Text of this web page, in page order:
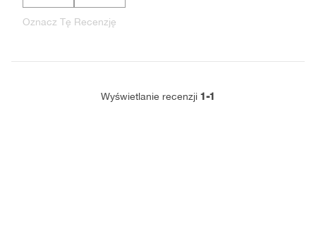
Oznacz Tę Recenzję
Wyświetlanie recenzji 1-1